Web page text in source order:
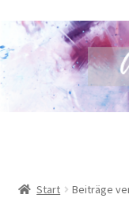
Start Beiträge